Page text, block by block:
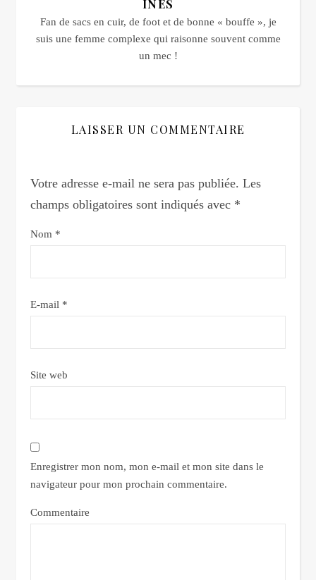
INÈS
Fan de sacs en cuir, de foot et de bonne « bouffe », je
suis une femme complexe qui raisonne souvent comme
un mec !
LAISSER UN COMMENTAIRE
Votre adresse e-mail ne sera pas publiée. Les
champs obligatoires sont indiqués avec *
Nom *
E-mail *
Site web
Enregistrer mon nom, mon e-mail et mon site dans le
navigateur pour mon prochain commentaire.
Commentaire